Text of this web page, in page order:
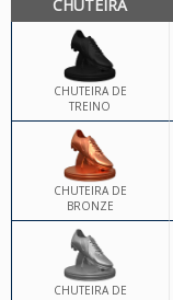
CHUTEIRA
CHUTEIRA DE
TREINO
CHUTEIRA DE
BRONZE
CHUTEIRA DE